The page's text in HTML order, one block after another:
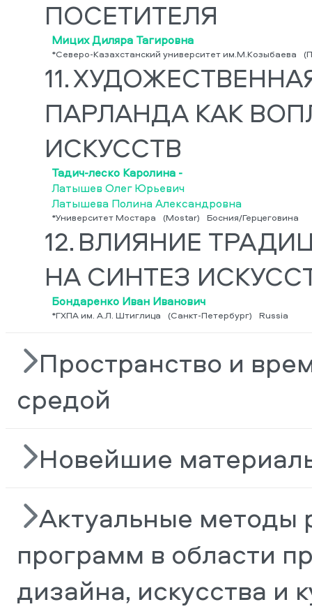
ПОСЕТИТЕЛЯ
Мицих Диляра Тагировна
*Северо-Казахстанский университет им.М.Козыбаева
11.
ПАРЛАНДА КАК
ИСКУССТВ
Тадич-леско Каролина -
Латышев Олег Юрьевич
Латышева Полина Александровна
*Университет Мостара (Mostar) Босния/Герцеговина
12. ВЛИЯНИЕ
НА СИНТЕЗ
Бондаренко Иван Иванович
*ГХПА им. А.Л. Штиглица (Санкт-Петербург) Russia
Пространство и
средой
Новейшие
Актуальные методы
программ в области
дизайна, искусства и